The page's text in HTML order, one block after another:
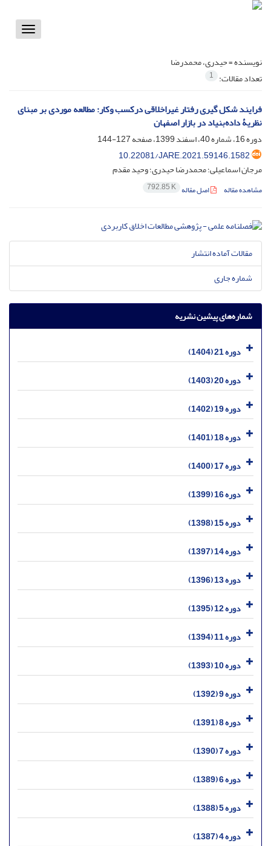
Toggle
نویسنده =حیدری، محمدرضا
تعداد مقالات: 1
فرایند شکل گیری رفتار غیراخلاقی درکسب وکار: مطالعه موردی بر مبنای
نظریۀ داده‌بنیاد در بازار اصفهان
دوره 16، شماره 40، اسفند 1399، صفحه
127-144
10.22081/JARE.2021.59146.1582
مرجان اسماعیلی؛ محمدرضا حیدری؛ وحید مقدم
مشاهده مقاله اصل مقاله 792.85 K
مقالات آماده انتشار
شماره جاری
شماره‌های پیشین نشریه
دوره 21 (1404)
دوره 20 (1403)
دوره 19 (1402)
دوره 18 (1401)
دوره 17 (1400)
دوره 16 (1399)
دوره 15 (1398)
دوره 14 (1397)
دوره 13 (1396)
دوره 12 (1395)
دوره 11 (1394)
دوره 10 (1393)
دوره 9 (1392)
دوره 8 (1391)
دوره 7 (1390)
دوره 6 (1389)
دوره 5 (1388)
دوره 4 (1387)